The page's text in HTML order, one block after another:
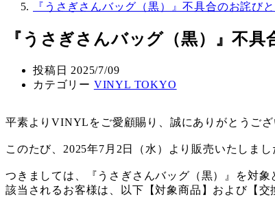
『うさぎさんバッグ（黒）』不具合のお詫び
『うさぎさんバッグ（黒）』不
投稿日 2025/7/09
カテゴリー VINYL TOKYO
平素よりVINYLをご愛顧賜り、誠にありがとうござ
このたび、2025年7月2日（水）より販売いたしま
つきましては、『うさぎさんバッグ（黒）』を対
該当されるお客様は、以下【対象商品】および【